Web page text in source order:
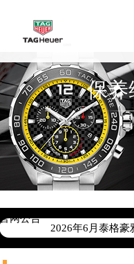
保养
官网公告
>
2026年6月泰格豪
2026年6月北京市
2026年6月泰格豪
北京市东城区东